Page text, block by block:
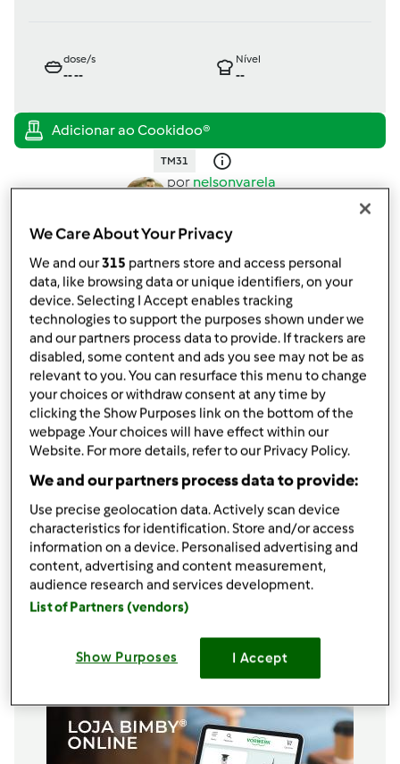
dose/s
----
Nível
--
TM31
por nelsonvarela
Adicionar às minhas coleções
Partilhar receita
Criar uma variante
Ingredientes
230 g de Farinha (Tipo 55)
170 g de Café (café feito na cafeteira)
4ovo,s
90 g de Azeite
1 Colher de Chá de Canela
colher de sopa
de Mel (Bem cheia)
Casca de meio limão
Adicionar à lista de compras
We Care About Your Privacy
We and our315 partners store and access personal
data, like browsing data or unique identifiers, on your
device. Selecting I Accept enables tracking
technologies to support the purposes shown under we
and our partners process data to provide. If trackers are
disabled, some content and ads you see may not be as
relevant to you. You can resurface this menu to change
your choices or withdraw consent at any time by
clicking the Show Purposes link on the bottom of the
webpage .Your choices will have effect within our
Website. For more details, refer to our Privacy Policy.
We and our partners process data to provide:
Use precise geolocation data. Actively scan device
characteristics for identification. Store and/or access
information on a device. Personalised advertising and
content, advertising and content measurement,
audience research and services development.
List of Partners (vendors)
Show Purposes I Accept